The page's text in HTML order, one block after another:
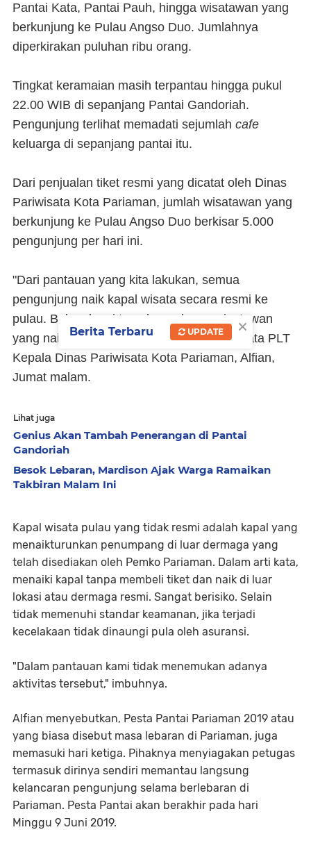
Pantai Kata, Pantai Pauh, hingga wisatawan yang
berkunjung ke Pulau Angso Duo. Jumlahnya
diperkirakan puluhan ribu orang.
Tingkat keramaian masih terpantau hingga pukul
22.00 WIB di sepanjang Pantai Gandoriah.
Pengunjung terlihat memadati sejumlah cafe
keluarga di sepanjang pantai itu.
Dari penjualan tiket resmi yang dicatat oleh Dinas
Pariwisata Kota Pariaman, jumlah wisatawan yang
berkunjung ke Pulau Angso Duo berkisar 5.000
pengunjung per hari ini.
"Dari pantauan yang kita lakukan, semua
pengunjung naik kapal wisata secara resmi ke
pulau. Belum kami temukan adanya wisatawan
yang naik secara tidak resmi (ke pulau)," kata PLT
Kepala Dinas Pariwisata Kota Pariaman, Alfian,
Jumat malam.
Lihat juga
Genius Akan Tambah Penerangan di Pantai
Gandoriah
Besok Lebaran, Mardison Ajak Warga Ramaikan
Takbiran Malam Ini
Kapal wisata pulau yang tidak resmi adalah kapal yang
menaikturunkan penumpang di luar dermaga yang
telah disediakan oleh Pemko Pariaman. Dalam arti kata,
menaiki kapal tanpa membeli tiket dan naik di luar
lokasi atau dermaga resmi. Sangat berisiko. Selain
tidak memenuhi standar keamanan, jika terjadi
kecelakaan tidak dinaungi pula oleh asuransi.
"Dalam pantauan kami tidak menemukan adanya
aktivitas tersebut," imbuhnya.
Alfian menyebutkan, Pesta Pantai Pariaman 2019 atau
yang biasa disebut masa lebaran di Pariaman, juga
memasuki hari ketiga. Pihaknya menyiagakan petugas
termasuk dirinya sendiri memantau langsung
kelancaran pengunjung selama berlebaran di
Pariaman. Pesta Pantai akan berakhir pada hari
Minggu 9 Juni 2019.
×
Berita Terbaru UPDATE